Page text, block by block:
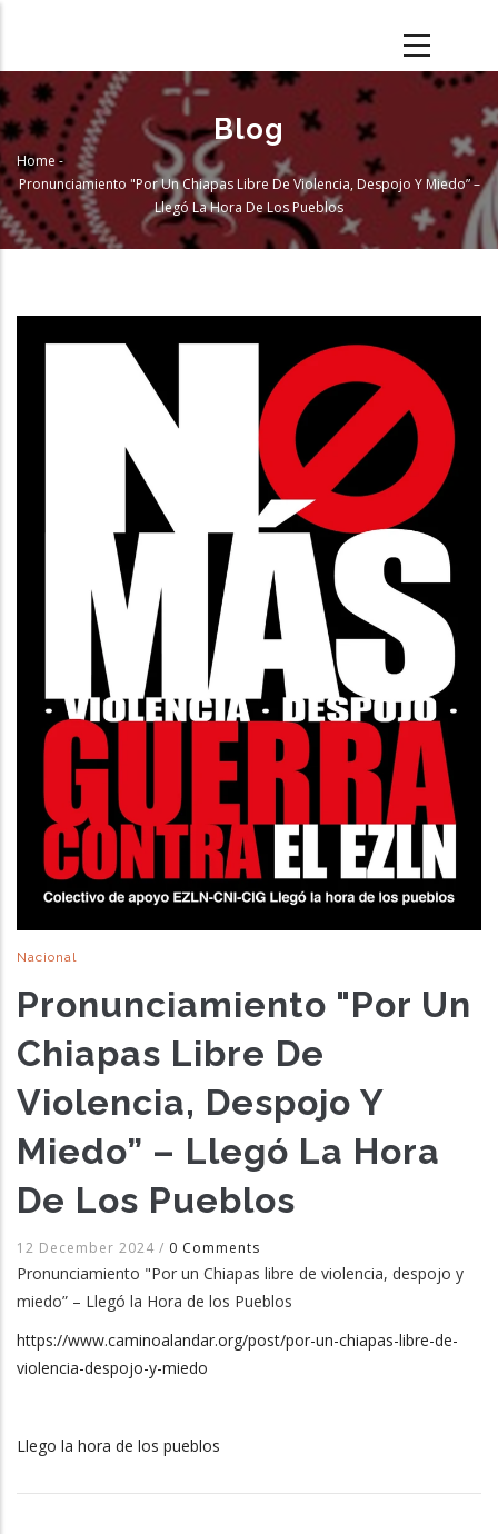
main
content
Blog
Breadcrumb
Home -
Pronunciamiento "Por Un Chiapas Libre De Violencia, Despojo Y Miedo” –
Llegó La Hora De Los Pueblos
Nacional
Pronunciamiento "Por Un
Chiapas Libre De
Violencia, Despojo Y
Miedo” – Llegó La Hora
De Los Pueblos
12 December 2024 / 0 Comments
Pronunciamiento "Por un Chiapas libre de violencia, despojo y
miedo” – Llegó la Hora de los Pueblos
https://www.caminoalandar.org/post/por-un-chiapas-libre-de-
violencia-despojo-y-miedo
Llego la hora de los pueblos